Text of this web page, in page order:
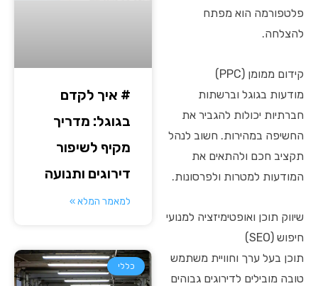
פלטפורמה הוא מפתח
להצלחה.
קידום ממומן (PPC)
מודעות בגוגל וברשתות
חברתיות יכולות להגביר את
החשיפה במהירות. חשוב לנהל
תקציב חכם ולהתאים את
המודעות למטרות ולפרסונות.
שיווק תוכן ואופטימיזציה למנועי
חיפוש (SEO)
תוכן בעל ערך וחוויית משתמש
טובה מובילים לדירוגים גבוהים
# איך לקדם
בגוגל: מדריך
מקיף לשיפור
דירוגים ותנועה
למאמר המלא »
כללי